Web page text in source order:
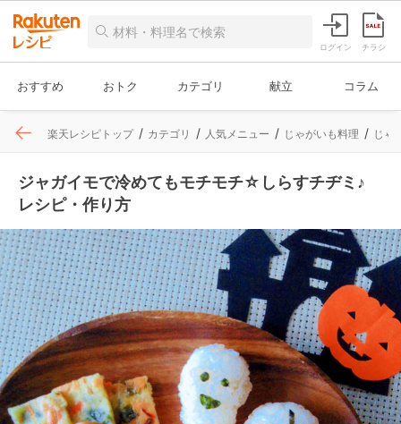
ログイン チラシ
おすすめ おトク カテゴリ 献立 コラム
楽天レシピトップ カテゴリ 人気メニュー じゃがいも料理 じゃ
ジャガイモで冷めてもモチモチ☆しらすチヂミ♪
レシピ・作り方